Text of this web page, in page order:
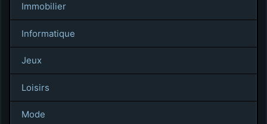
Immobilier
Informatique
Jeux
Loisirs
Mode